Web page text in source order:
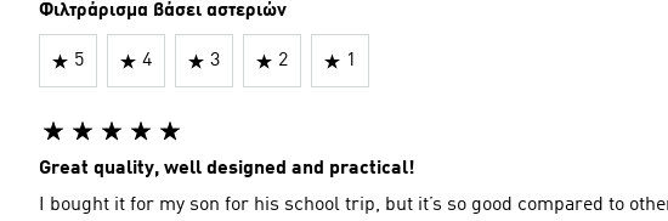
Φιλτράρισμα βάσει αστεριών
5 4 3 2 1
Great quality, well designed and practical!
I bought it for my son for his school trip, but it’s so good compared to